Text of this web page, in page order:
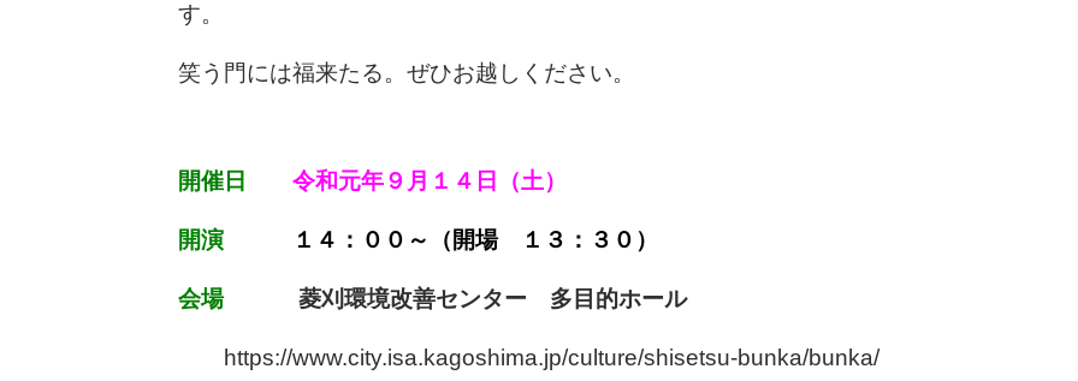
す。
笑う門には福来たる。ぜひお越しください。
開催日 令和元年９月１４日（土）
開演 １４：００～（開場 １３：３０）
会場菱刈環境改善センター 多目的ホール
https://www.city.isa.kagoshima.jp/culture/shisetsu-bunka/bunka/